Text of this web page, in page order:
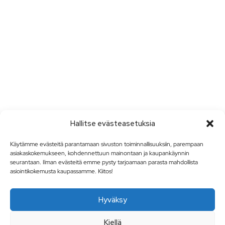
Hallitse evästeasetuksia
Käytämme evästeitä parantamaan sivuston toiminnallisuuksiin, parempaan
asiakaskokemukseen, kohdennettuun mainontaan ja kaupankäynnin
seurantaan. Ilman evästeitä emme pysty tarjoamaan parasta mahdollista
asiointikokemusta kaupassamme. Kiitos!
Hyväksy
Kiellä